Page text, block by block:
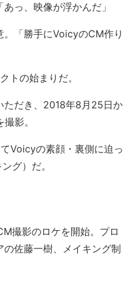
っ、映像が浮かんだ」
「勝手にVoicyのCM作り
トの始まりだ。
ただき、2018年8月25日か
影。
Voicyの素顔・裏側に迫っ
グ）だ。
撮影のロケを開始。プロ
佐藤一樹、メイキング制